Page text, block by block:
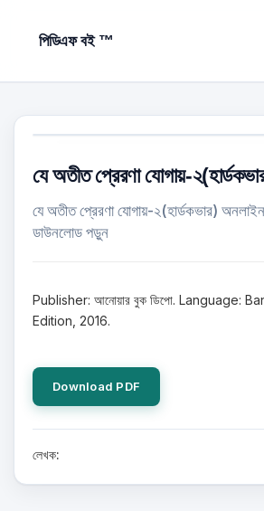
পিডিএফ বই ™
যে অতীত প্রেরণা যোগায়-
যে অতীত প্রেরণা যোগায়-২(হার্ডকভার)
ডাউনলোড পড়ুন
Publisher: আনোয়ার বুক ডিপো. Language:
Edition, 2016.
Download PDF
লেখক: